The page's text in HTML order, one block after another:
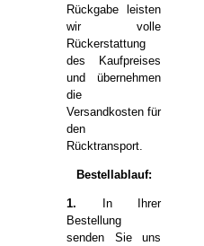
Rückgabe leisten
wir volle
Rückerstattung
des Kaufpreises
und übernehmen
die
Versandkosten für
den
Rücktransport.
Bestellablauf:
1. In Ihrer
Bestellung
senden Sie uns